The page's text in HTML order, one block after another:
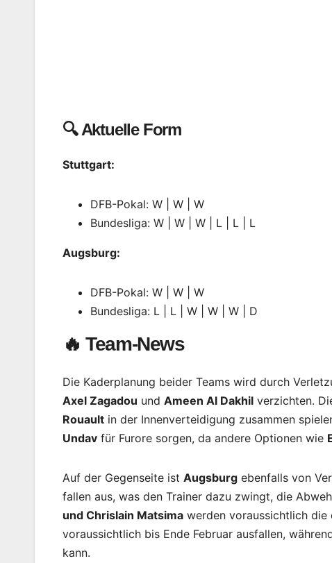
🔍 Aktuelle Form
Stuttgart:
DFB-Pokal: W | W | W
Bundesliga: W | W | W | L | L | L
Augsburg:
DFB-Pokal: W | W | W
Bundesliga: L | L | W | W | W | D
🔥 Team-News
Die Kaderplanung beider Teams wird durch
Axel Zagadou und Ameen Al Dakhil verzichten.
Rouault in der Innenverteidigung zusammen
Undav für Furore sorgen, da andere Optionen wie
Auf der Gegenseite ist Augsburg ebenfalls von
fallen aus, was den Trainer dazu zwingt, die
und Chrislain Matsima werden voraussichtlich
voraussichtlich bis Ende Februar ausfallen,
kann.